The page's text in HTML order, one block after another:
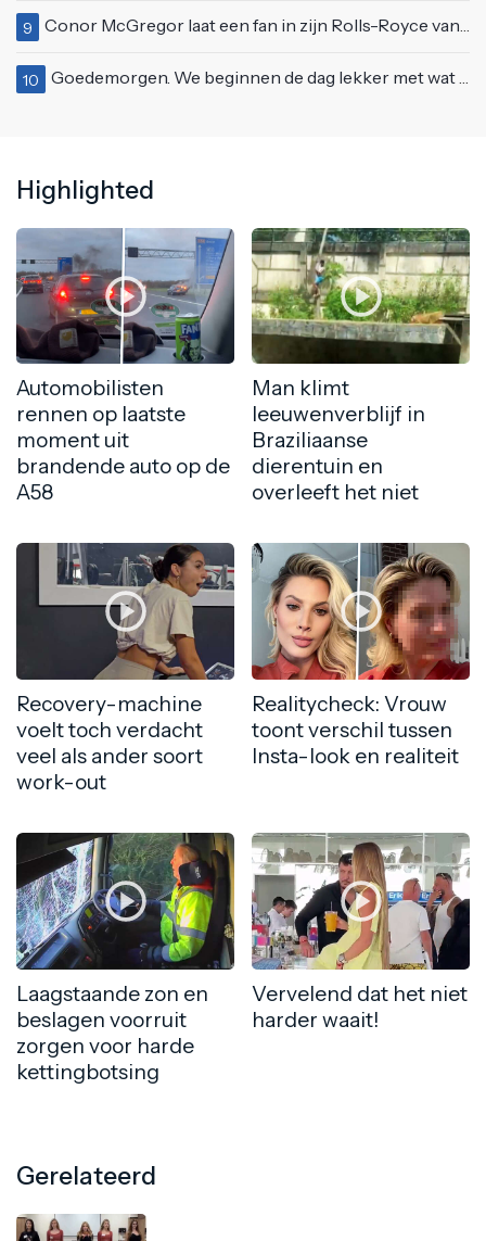
9 Conor McGregor laat een fan in zijn Rolls-Royce van $600.000
10 Goedemorgen. We beginnen de dag lekker met wat rek- en strekoefeningen
Highlighted
Automobilisten
rennen op laatste
moment uit
brandende auto op de
A58
Man klimt
leeuwenverblijf in
Braziliaanse
dierentuin en
overleeft het niet
Recovery-machine
voelt toch verdacht
veel als ander soort
work-out
Realitycheck: Vrouw
toont verschil tussen
Insta-look en realiteit
Laagstaande zon en
beslagen voorruit
zorgen voor harde
kettingbotsing
Vervelend dat het niet
harder waait!
Gerelateerd